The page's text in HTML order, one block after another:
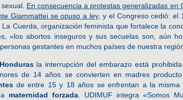
En consecuencia a protestas generalizadas en
Giammattei se opuso a ley, y el Congreso cedió: el
La Cuerda, organización feminista que fortalece la
«los abortos inseguros y sus secuelas son, aún
gestantes en muchos países de nuestra
Hondurasla interrupción del embarazo está
de 14 años se convierten en madres
de entre 15 y 18 años se enfrentan a la misma
maternidad forzada. UDIMUF integra «Somos